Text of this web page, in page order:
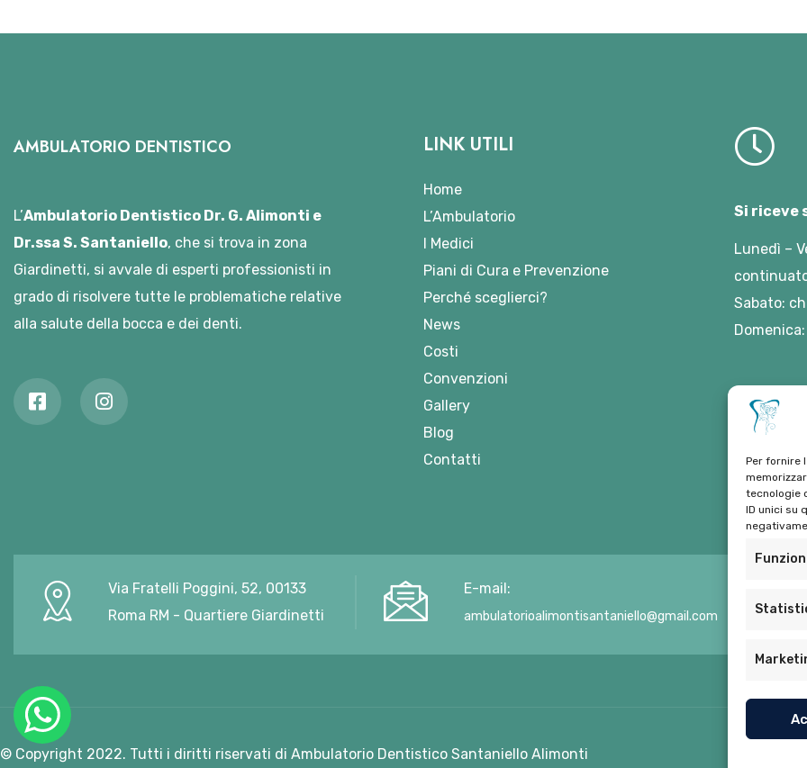
Per fornire
tecnologie
ID unici su
AMBULATORIO DENTISTICO
L’Ambulatorio Dentistico Dr. G. Alimonti e
Dr.ssa S. Santaniello, che si trova in zona
Giardinetti, si avvale di esperti professionisti in
grado di risolvere tutte le problematiche relative
alla salute della bocca e dei denti.
LINK UTILI
Home
L’Ambulatorio
I Medici
Piani di Cura e Prevenzione
Perché sceglierci?
News
Costi
Convenzioni
Gallery
Blog
Contatti
Si riceve
Lunedì –
Sabato:
Via Fratelli Poggini, 52, 00133
Roma RM - Quartiere Giardinetti
E-mail:
ambulatorioalimontisantaniello@gmail.com
© Copyright 2022. Tutti i diritti riservati di Ambulatorio Dentistico Santaniello Alimonti